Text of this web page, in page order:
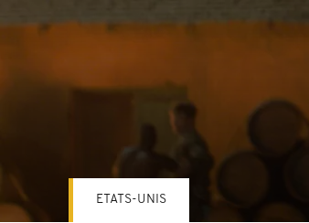
ETATS-UNIS